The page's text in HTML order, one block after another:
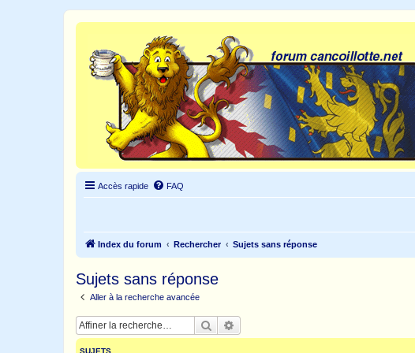
Accès rapide FAQ
Index du forum Rechercher Sujets sans réponse
Sujets sans réponse
Aller à la recherche avancée
Rechercher
SUJETS